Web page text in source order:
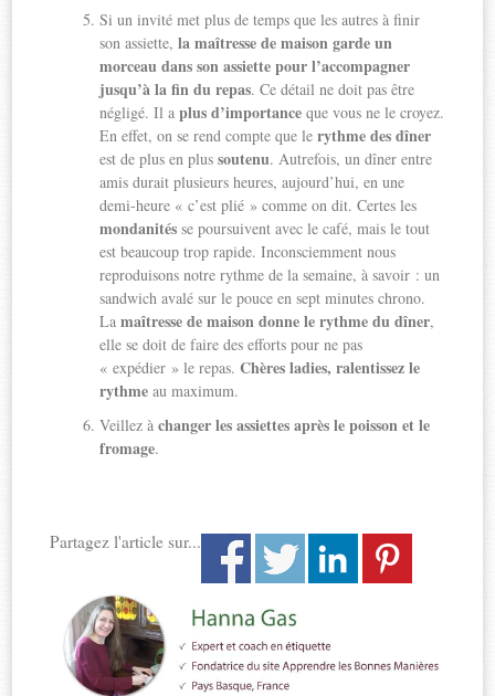
Si un invité met plus de temps que les autres à finir
son assiette,la maîtresse de maison garde un
morceau dans son assiette pour l’accompagner
jusqu’à la fin du repas. Ce détail ne doit pas être
négligé. Il aplus d’importance que vous ne le croyez.
En effet, on se rend compte que lerythme des dîner
est de plus en plussoutenu. Autrefois, un dîner entre
amis durait plusieurs heures, aujourd’hui, en une
demi-heure « c’est plié » comme on dit. Certes les
mondanités se poursuivent avec le café, mais le tout
est beaucoup trop rapide. Inconsciemment nous
reproduisons notre rythme de la semaine, à savoir : un
sandwich avalé sur le pouce en sept minutes chrono.
Lamaîtresse de maison donne le rythme du dîner,
elle se doit de faire des efforts pour ne pas
« expédier » le repas.Chères ladies, ralentissez le
rythme au maximum.
Veillez àchanger les assiettes après le poisson et le
fromage.
Partagez l'article sur...